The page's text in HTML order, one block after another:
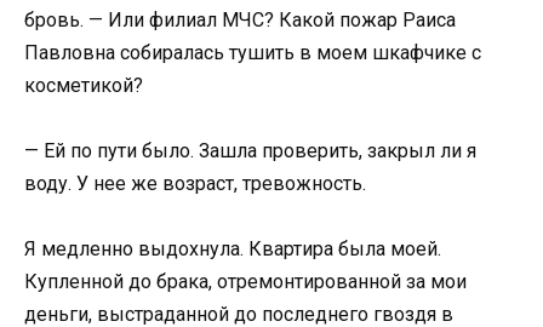
бровь. — Или филиал МЧС? Какой пожар Раиса
Павловна собиралась тушить в моем шкафчике с
косметикой?
— Ей по пути было. Зашла проверить, закрыл ли я
воду. У нее же возраст, тревожность.
Я медленно выдохнула. Квартира была моей.
Купленной до брака, отремонтированной за мои
деньги, выстраданной до последнего гвоздя в